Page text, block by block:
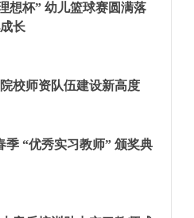
想杯” 幼儿篮球赛圆满落
长
校师资队伍建设新高度
季 “优秀实习教师” 颁奖典